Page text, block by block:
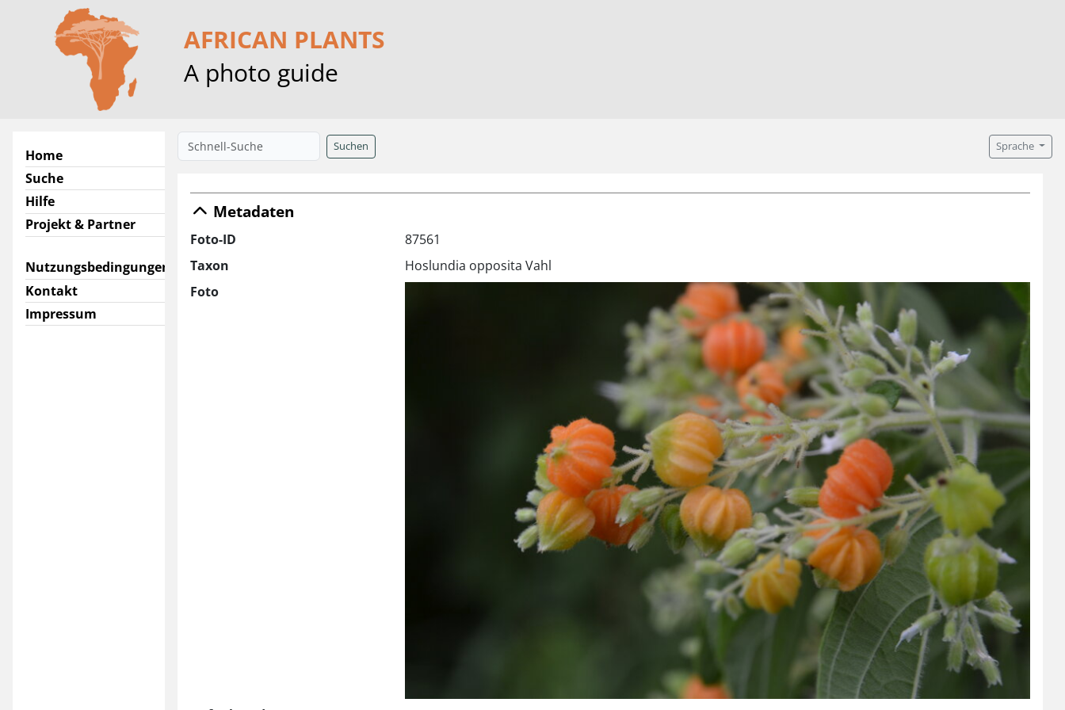
AFRICAN PLANTS
A photo guide
Home
Suche
Hilfe
Projekt & Partner
Nutzungsbedingungen
Kontakt
Impressum
Suchen Sprache
Metadaten
Foto-ID
87561
Taxon
Hoslundia opposita Vahl
Foto